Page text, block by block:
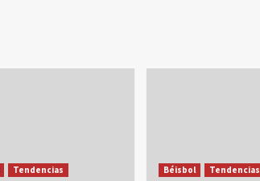
Tendencias Béisbol Tendencias